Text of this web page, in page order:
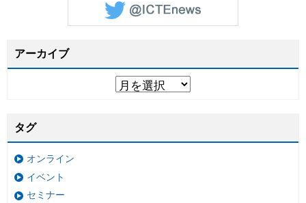
アーカイブ
タグ
オンライン
イベント
セミナー